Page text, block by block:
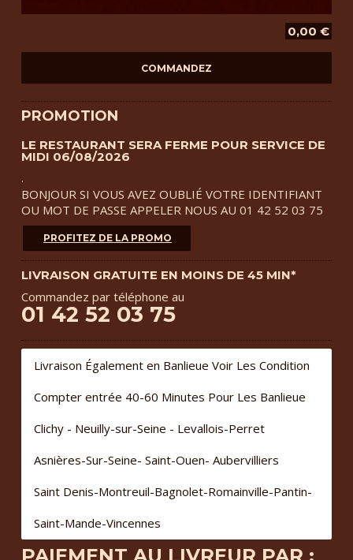
0,00 €
PROMOTION
LE RESTAURANT SERA FERME POUR SERVICE DE
MIDI 06/08/2026
.
BONJOUR SI VOUS AVEZ OUBLIÉ VOTRE IDENTIFIANT
OU MOT DE PASSE APPELER NOUS AU 01 42 52 03 75
PROFITEZ DE LA PROMO
LIVRAISON GRATUITE EN MOINS DE 45 MIN*
Commandez par téléphone au
01 42 52 03 75
Livraison Également en Banlieue Voir Les Condition
Compter entrée 40-60 Minutes Pour Les Banlieue
Clichy - Neuilly-sur-Seine - Levallois-Perret
Asnières-Sur-Seine- Saint-Ouen- Aubervilliers
Saint Denis-Montreuil-Bagnolet-Romainville-Pantin-
Saint-Mande-Vincennes